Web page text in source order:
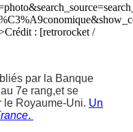
: [retrorocket /
par la Banque
7e rang,et se
le Royaume-Uni. Un
.